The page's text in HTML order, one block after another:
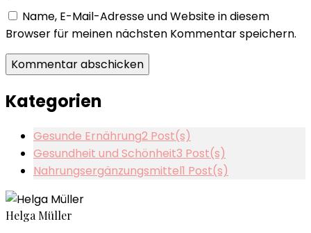
Name, E-Mail-Adresse und Website in diesem
Browser für meinen nächsten Kommentar speichern.
Kategorien
Gesunde Ernährung2 Post(s)
Gesundheit und Schönheit3 Post(s)
Nahrungsergänzungsmittel1 Post(s)
Helga Müller